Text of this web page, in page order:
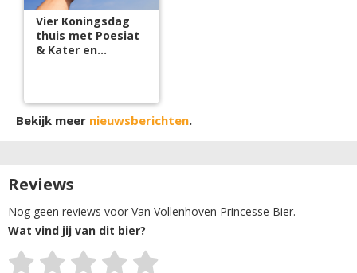
Vier Koningsdag
thuis met Poesiat
& Kater en
Bekijk meer nieuwsberichten.
Reviews
Nog geen reviews voor Van Vollenhoven Princesse Bier.
Wat vind jij van dit bier?